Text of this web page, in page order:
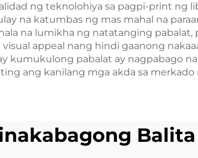
ng teknolohiya sa pagpi-print ng
na katumbas ng mas mahal na
na lumikha ng natatanging
appeal nang hindi gaanong
kumukulong pabalat ay nagpabago
ang kanilang mga akda sa
Balita